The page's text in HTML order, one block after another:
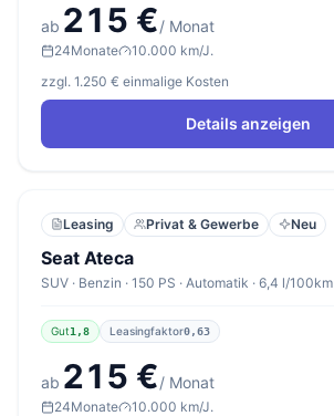
ab 215 €/ Monat
24Monate
10.000 km/J.
zzgl. 1.250 € einmalige Kosten
Details anzeigen
Leasing Privat & Gewerbe Neu
Seat Ateca
SUV · Benzin · 150 PS · Automatik · 6,4 l/100km
Gut1,8 Leasingfaktor0,63
ab 215 €/ Monat
24Monate
10.000 km/J.